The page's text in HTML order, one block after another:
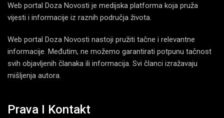
Web portal Doza Novosti je medijska platforma koja pruža
vijesti i informacije iz raznih područja života.
Web portal Doza Novosti nastoji pružiti tačne i relevantne
informacije. Međutim, ne možemo garantirati potpunu tačnost
svih objavljenih članaka ili informacija. Svi članci izražavaju
mišljenja autora.
Prava I Kontakt